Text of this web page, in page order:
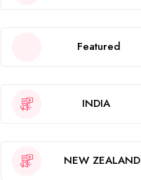
Featured
INDIA
NEW ZEALAND